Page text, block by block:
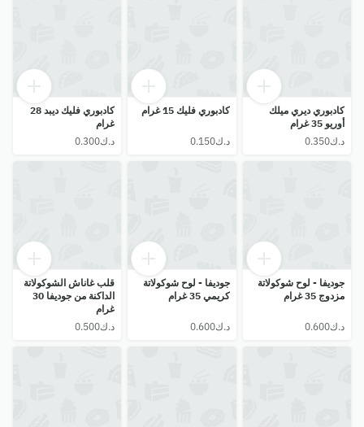
كادبوري ديري ميلك
أوريو 35 غرام
كادبوري فليك 15 غرام
⁦د.ك0.150⁩
كادبوري فليك ديبد 28
غرام
جوديفا - لوح شوكولاتة
مزدوج 35 غرام
جوديفا - لوح شوكولاتة
كريمي 35 غرام
⁦د.ك0.600⁩
قلب غاناش الشوكولاتة
الداكنة من جوديفا 30
غرام